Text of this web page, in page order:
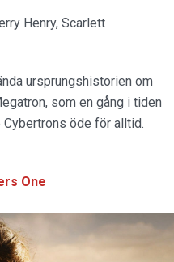
Henry, Scarlett
ursprungshistorien om
som en gång i tiden
Cybertrons öde för alltid.
One